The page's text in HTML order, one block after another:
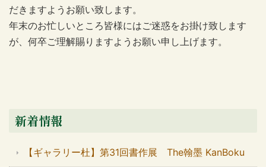
だきますようお願い致します。
年末のお忙しいところ皆様にはご迷惑をお掛け致します
が、何卒ご理解賜りますようお願い申し上げます。
新着情報
【ギャラリー杜】第31回書作展 The翰墨 KanBoku